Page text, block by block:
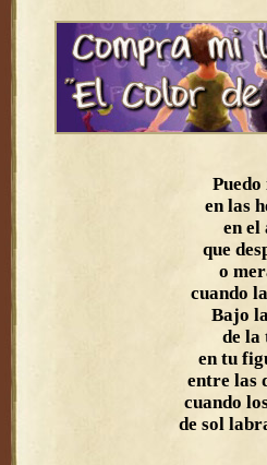
en las
en el
que
o
cuando
Bajo
de la
en tu
entre las
cuando
de sol